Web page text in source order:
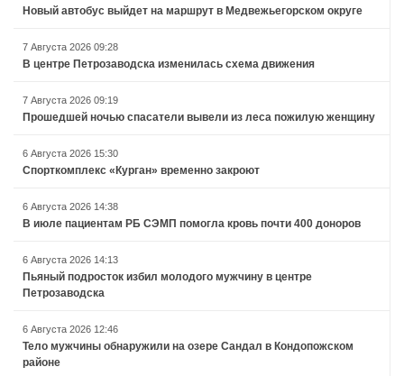
Новый автобус выйдет на маршрут в Медвежьегорском округе
7 Августа 2026 09:28
В центре Петрозаводска изменилась схема движения
7 Августа 2026 09:19
Прошедшей ночью спасатели вывели из леса пожилую женщину
6 Августа 2026 15:30
Спорткомплекс «Курган» временно закроют
6 Августа 2026 14:38
В июле пациентам РБ СЭМП помогла кровь почти 400 доноров
6 Августа 2026 14:13
Пьяный подросток избил молодого мужчину в центре
Петрозаводска
6 Августа 2026 12:46
Тело мужчины обнаружили на озере Сандал в Кондопожском
районе